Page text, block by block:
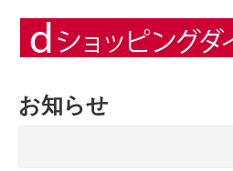
お知らせ